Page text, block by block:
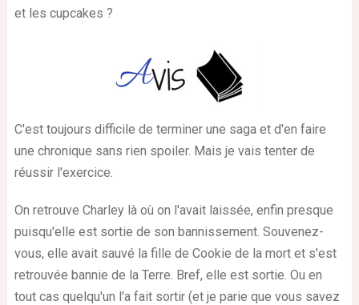
et les cupcakes ?
C'est toujours difficile de terminer une saga et d'en faire
une chronique sans rien spoiler. Mais je vais tenter de
réussir l'exercice.
On retrouve Charley là où on l'avait laissée, enfin presque
puisqu'elle est sortie de son bannissement. Souvenez-
vous, elle avait sauvé la fille de Cookie de la mort et s'est
retrouvée bannie de la Terre. Bref, elle est sortie. Ou en
tout cas quelqu'un l'a fait sortir (et je parie que vous savez